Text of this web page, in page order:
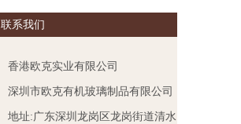
联系我们
香港欧克实业有限公司
深圳市欧克有机玻璃制品有限公司
地址:广东深圳龙岗区龙岗街道清水